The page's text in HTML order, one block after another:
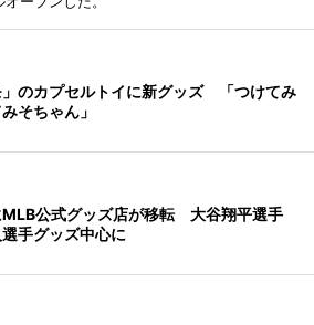
」のカプセルトイに新グッズ 「つけてみ
そちゃん」
MLB公式グッズ店が移転 大谷翔平選手
手グッズ中心に